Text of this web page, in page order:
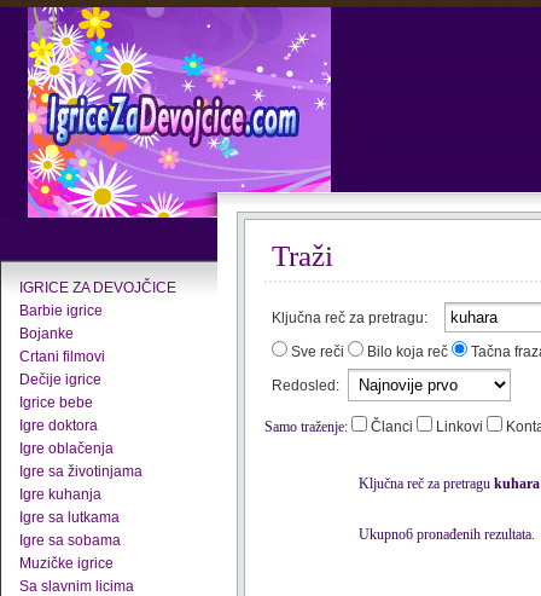
IGRICE ZA DEVOJČICE
Barbie igrice
Bojanke
Crtani filmovi
Dečije igrice
Igrice bebe
Igre doktora
Igre oblačenja
Igre sa životinjama
Igre kuhanja
Igre sa lutkama
Igre sa sobama
Muzičke igrice
Sa slavnim licima
Traži
Ključna reč za pretragu:
Sve reči
Bilo koja reč
Tačna
Redosled:
Samo traženje: Članci Linkovi
Ključna reč za pretragu kuhara
Ukupno6 pronađenih rezultata.